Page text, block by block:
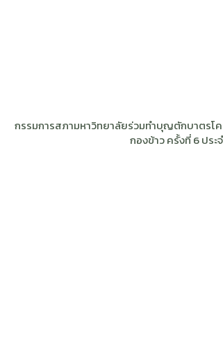
กรรมการสภามหาวิทยาลัยร่วมทำบุญตักบาตรโ
กองข้าว ครั้งที่ 6 ประ